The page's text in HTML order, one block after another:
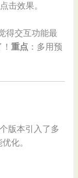
击效果。
得交互功能最
！​​重点​ ​：多用预
版本引入了多
化。